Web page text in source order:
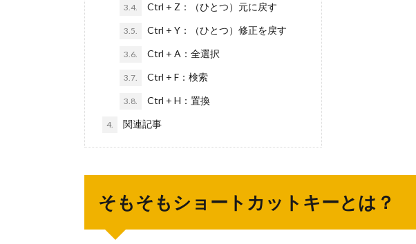
3.4. Ctrl + Z：（ひとつ）元に戻す
3.5. Ctrl + Y：（ひとつ）修正を戻す
3.6. Ctrl + A：全選択
3.7. Ctrl + F：検索
3.8. Ctrl + H：置換
4. 関連記事
そもそもショートカットキーとは？